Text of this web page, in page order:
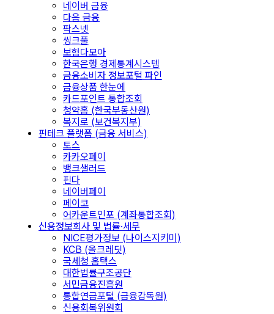
네이버 금융
다음 금융
팍스넷
씽크풀
보험다모아
한국은행 경제통계시스템
금융소비자 정보포털 파인
금융상품 한눈에
카드포인트 통합조회
청약홈 (한국부동산원)
복지로 (보건복지부)
핀테크 플랫폼 (금융 서비스)
토스
카카오페이
뱅크샐러드
핀다
네이버페이
페이코
어카운트인포 (계좌통합조회)
신용정보회사 및 법률·세무
NICE평가정보 (나이스지키미)
KCB (올크레딧)
국세청 홈택스
대한법률구조공단
서민금융진흥원
통합연금포털 (금융감독원)
신용회복위원회